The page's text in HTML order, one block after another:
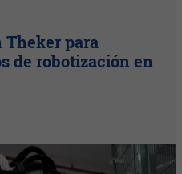
Theker para
de robotización en